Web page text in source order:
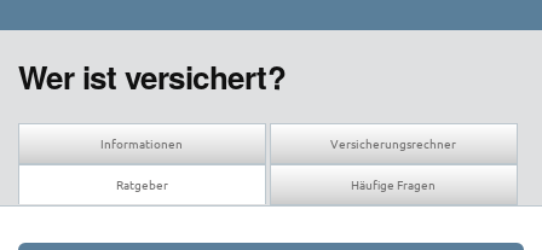
Wer ist versichert?
Informationen Versicherungsrechner
Ratgeber Häufige Fragen